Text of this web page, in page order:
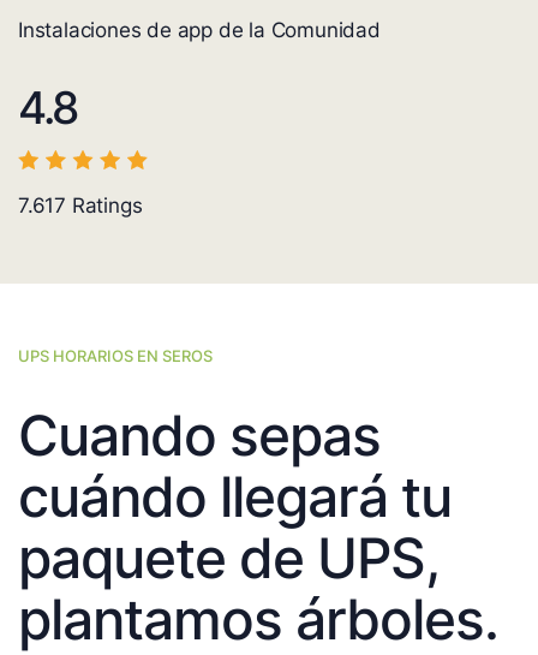
Instalaciones de app de la Comunidad
4.8
7.617 Ratings
UPS HORARIOS EN SEROS
Cuando sepas
cuándo llegará tu
paquete de UPS,
plantamos árboles.